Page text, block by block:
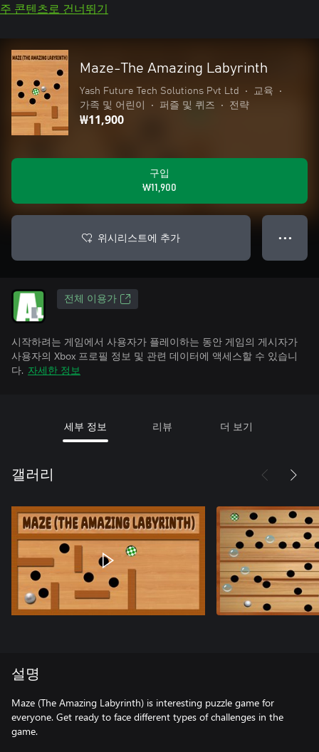
주 콘텐츠로 건너뛰기
Maze-The Amazing Labyrinth
Yash Future Tech Solutions Pvt Ltd • 교육
•
가족 및 어린이
• 퍼즐 및 퀴즈 • 전략
₩11,900
구입
₩11,900
위시리스트에 추가 ● ● ●
전체 이용가
시작하려는 게임에서 사용자가 플레이하는 동안 게임의 게시자가
사용자의 Xbox 프로필 정보 및 관련 데이터에 액세스할 수 있습니
다. 자세한 정보
세부 정보 리뷰 더 보기
갤러리
설명
Maze (The Amazing Labyrinth) is interesting puzzle game for
everyone. Get ready to face different types of challenges in the
game.